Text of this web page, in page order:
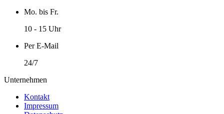
Mo. bis Fr.
10 - 15 Uhr
Per E-Mail
24/7
Unternehmen
Kontakt
Impressum